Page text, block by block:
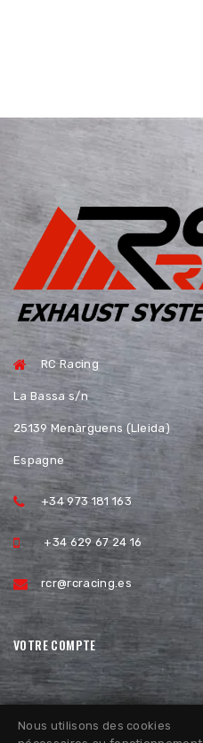
d'Échappement
Acier
Inoxydable
RC Racing
La Bassa s/n
25139 Menàrguens (Lleida)
Espagne
+34 973 181 163
+34 629 67 24 16
rcr@rcracing.es
VOTRE COMPTE
Nous utilisons des cookies